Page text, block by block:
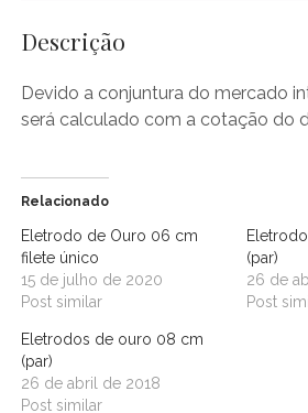
Descrição
Devido a conjuntura do mercado
será calculado com a cotação do
Relacionado
Eletrodo de Ouro 06 cm
filete único
15 de julho de 2020
Post similar
(par)
26 de
Post
Eletrodos de ouro 08 cm
(par)
26 de abril de 2018
Post similar